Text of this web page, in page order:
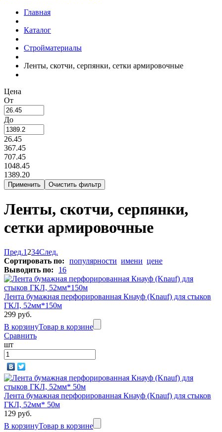
Главная
Каталог
Стройматериалы
Ленты, скотчи, серпянки, сетки армировочные
Цена
От
До
26.45
367.45
707.45
1048.45
1389.20
Ленты, скотчи, серпянки,
сетки армировочные
Пред.1 234След.
Сортировать по:
популярности имени цене
Выводить по:
16
Лента бумажная перфорированная Кнауф (Knauf) для стыков
ГКЛ, 52мм*150м
299 руб.
В корзинуТовар в корзине
Сравнить
шт
Лента бумажная перфорированная Кнауф (Knauf) для стыков
ГКЛ, 52мм* 50м
129 руб.
В корзинуТовар в корзине